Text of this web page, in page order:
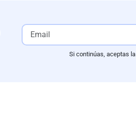
Si continúas, aceptas la